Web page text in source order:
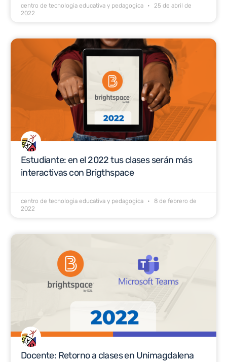
centro de tecnologia educativa y pedagogica
25 de abril de
2022
Estudiante: en el 2022 tus clases serán más
interactivas con Brigthspace
centro de tecnologia educativa y pedagogica
8 de febrero de
2022
Docente: Retorno a clases en Unimagdalena